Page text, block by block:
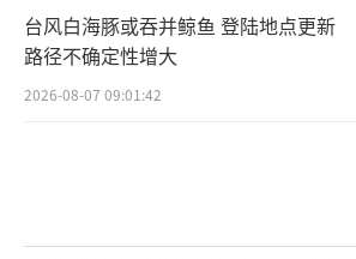
台风白海豚或吞并鲸鱼 登陆地点更新
路径不确定性增大
2026-08-07 09:01:42